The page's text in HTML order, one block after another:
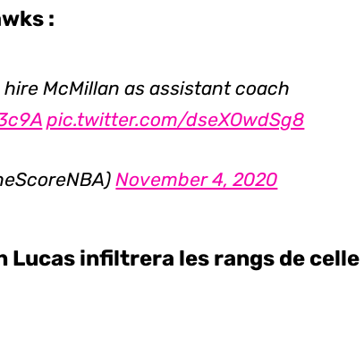
:
McMillan as assistant coach
pic.twitter.com/dseXOwdSg8
November 4, 2020
Lucas infiltrera les rangs de celle